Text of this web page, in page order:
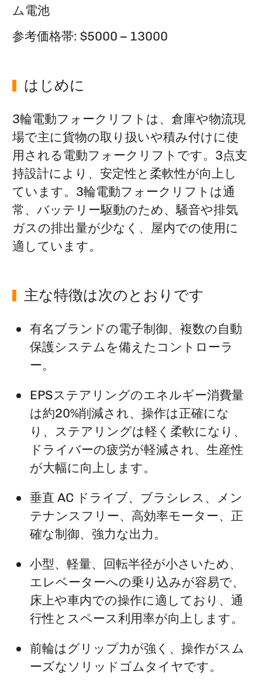
ム電池
参考価格帯: $5000 – 13000
はじめに
3輪電動フォークリフトは、倉庫や物流現
場で主に貨物の取り扱いや積み付けに使
用される電動フォークリフトです。3点支
持設計により、安定性と柔軟性が向上し
ています。3輪電動フォークリフトは通
常、バッテリー駆動のため、騒音や排気
ガスの排出量が少なく、屋内での使用に
適しています。
主な特徴は次のとおりです
有名ブランドの電子制御、複数の自動
保護システムを備えたコントローラ
ー。
EPSステアリングのエネルギー消費量
は約20%削減され、操作は正確にな
り、ステアリングは軽く柔軟になり、
ドライバーの疲労が軽減され、生産性
が大幅に向上します。
垂直 AC ドライブ、ブラシレス、メン
テナンスフリー、高効率モーター、正
確な制御、強力な出力。
小型、軽量、回転半径が小さいため、
エレベーターへの乗り込みが容易で、
床上や車内での操作に適しており、通
行性とスペース利用率が向上します。
前輪はグリップ力が強く、操作がスム
ーズなソリッドゴムタイヤです。